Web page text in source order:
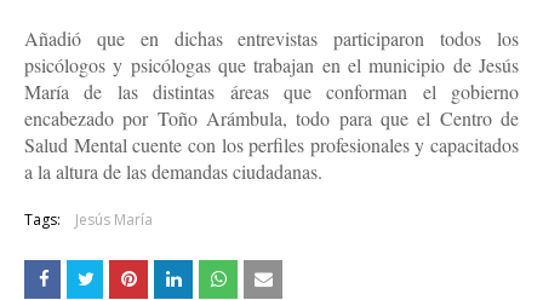
Añadió que en dichas entrevistas participaron todos los
psicólogos y psicólogas que trabajan en el municipio de Jesús
María de las distintas áreas que conforman el gobierno
encabezado por Toño Arámbula, todo para que el Centro de
Salud Mental cuente con los perfiles profesionales y capacitados
a la altura de las demandas ciudadanas.
Tags: Jesús María